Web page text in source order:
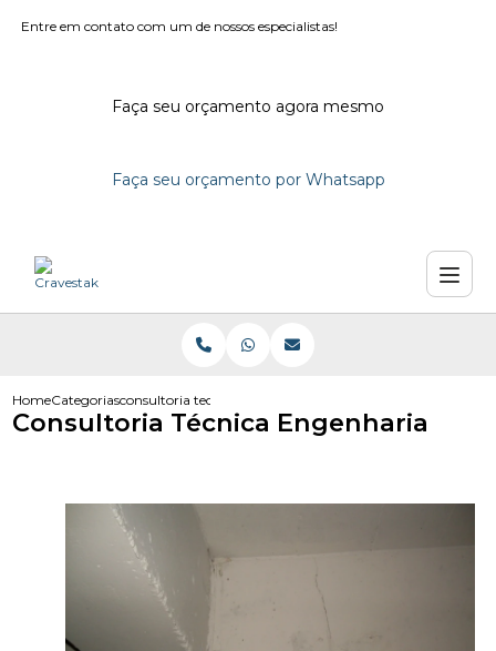
Entre em contato com um de nossos especialistas!
Faça seu orçamento agora mesmo
Faça seu orçamento por Whatsapp
HomeCategoriasconsultoria tecnica engenharia
Consultoria Técnica Engenharia